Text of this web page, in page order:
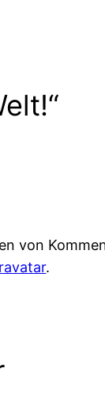
von
.